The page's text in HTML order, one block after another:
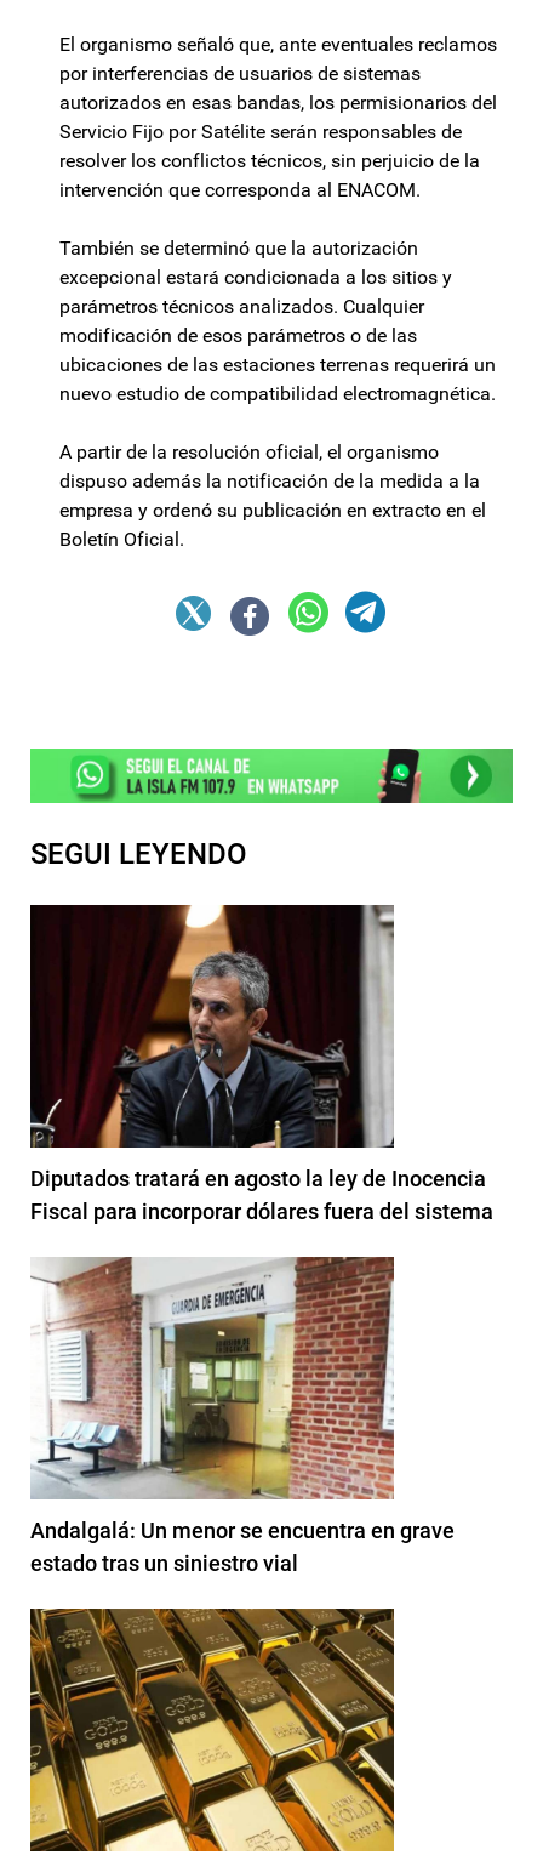
El organismo señaló que, ante eventuales reclamos
por interferencias de usuarios de sistemas
autorizados en esas bandas, los permisionarios del
Servicio Fijo por Satélite serán responsables de
resolver los conflictos técnicos, sin perjuicio de la
intervención que corresponda al ENACOM.
También se determinó que la autorización
excepcional estará condicionada a los sitios y
parámetros técnicos analizados. Cualquier
modificación de esos parámetros o de las
ubicaciones de las estaciones terrenas requerirá un
nuevo estudio de compatibilidad electromagnética.
A partir de la resolución oficial, el organismo
dispuso además la notificación de la medida a la
empresa y ordenó su publicación en extracto en el
Boletín Oficial.
SEGUI LEYENDO
Diputados tratará en agosto la ley de Inocencia
Fiscal para incorporar dólares fuera del sistema
Andalgalá: Un menor se encuentra en grave
estado tras un siniestro vial